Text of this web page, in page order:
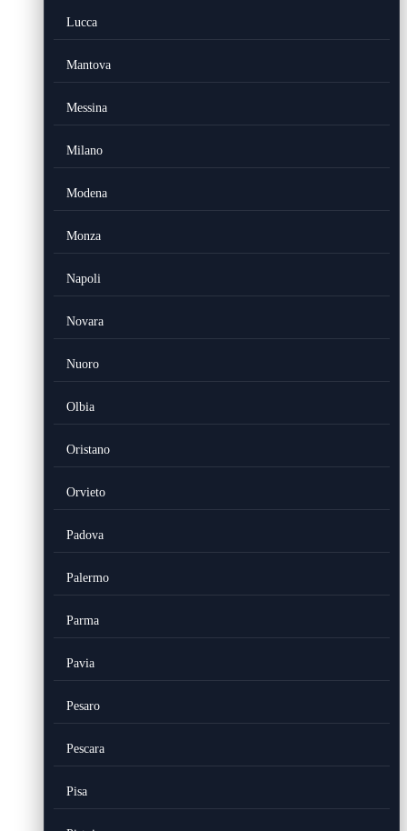
Lucca
Mantova
Messina
Milano
Modena
Monza
Napoli
Novara
Nuoro
Olbia
Oristano
Orvieto
Padova
Palermo
Parma
Pavia
Pesaro
Pescara
Pisa